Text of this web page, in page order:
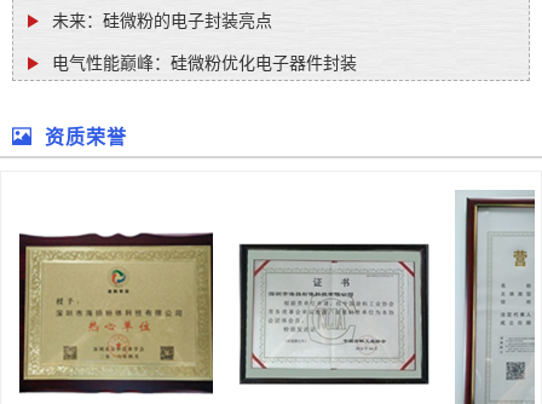
未来：硅微粉的电子封装亮点
电气性能巅峰：硅微粉优化电子器件封装
资质荣誉